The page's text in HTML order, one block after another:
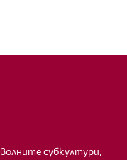
субкултури,